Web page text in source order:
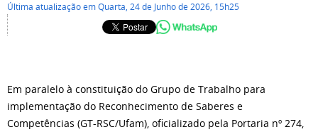
Última atualização em Quarta, 24 de Junho de 2026, 15h25
Em paralelo à constituição do Grupo de Trabalho para
implementação do Reconhecimento de Saberes e
Competências (GT-RSC/Ufam), oficializado pela Portaria nº 274,